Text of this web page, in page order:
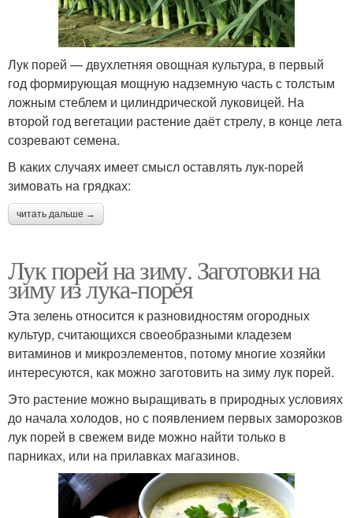
Лук порей — двухлетняя овощная культура, в первый
год формирующая мощную надземную часть с толстым
ложным стеблем и цилиндрической луковицей. На
второй год вегетации растение даёт стрелу, в конце лета
созревают семена.
В каких случаях имеет смысл оставлять лук-порей
зимовать на грядках:
читать дальше →
Лук порей на зиму. Заготовки на
зиму из лука-порея
Эта зелень относится к разновидностям огородных
культур, считающихся своеобразными кладезем
витаминов и микроэлементов, потому многие хозяйки
интересуются, как можно заготовить на зиму лук порей.
Это растение можно выращивать в природных условиях
до начала холодов, но с появлением первых заморозков
лук порей в свежем виде можно найти только в
парниках, или на прилавках магазинов.